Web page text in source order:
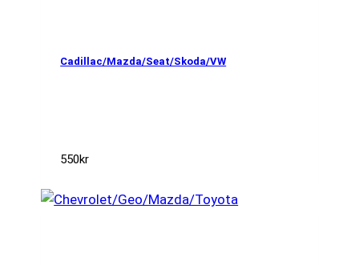
Cadillac/Mazda/Seat/Skoda/VW
550kr